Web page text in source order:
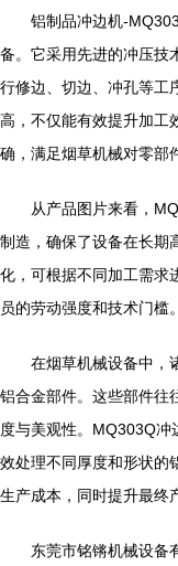
铝制品冲边机-
备。它采用先进的冲压技
行修边、切边、冲孔等工
高，不仅能有效提升加工
确，满足烟草机械对零部
从产品图片来看，
制造，确保了设备在长期
化，可根据不同加工需求
员的劳动强度和技术门槛
在烟草机械设备中，
铝合金部件。这些部件往
度与美观性。MQ303Q
效处理不同厚度和形状的
生产成本，同时提升最终
东莞市铭锵机械设备